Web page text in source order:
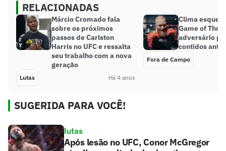
RELACIONADAS
Márcio Cromado fala
sobre os próximos
passos de Carlston
Harris no UFC e ressalta
seu trabalho com a nova
geração
Lutas Há 4 anos
Clima
Game of
adversário
contidos
Fora de Campo
SUGERIDA PARA VOCÊ!
lutas
Após lesão no UFC, Conor McGregor